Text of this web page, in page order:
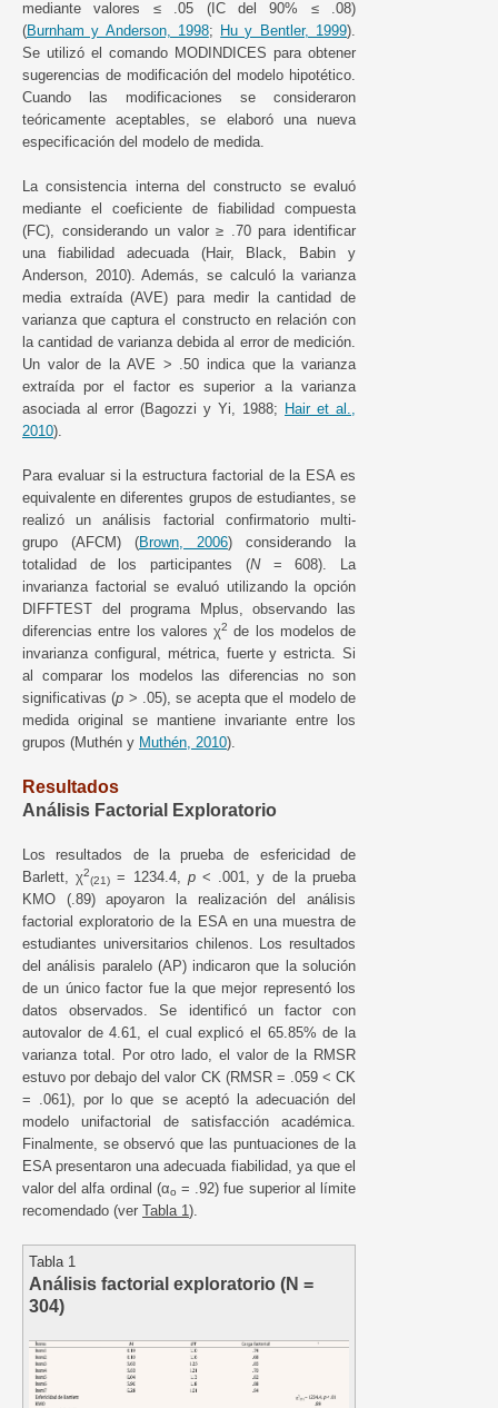
mediante valores ≤ .05 (IC del 90% ≤ .08)
(Burnham y Anderson, 1998; Hu y Bentler, 1999).
Se utilizó el comando MODINDICES para obtener
sugerencias de modificación del modelo hipotético.
Cuando las modificaciones se consideraron
teóricamente aceptables, se elaboró una nueva
especificación del modelo de medida.
La consistencia interna del constructo se evaluó
mediante el coeficiente de fiabilidad compuesta
(FC), considerando un valor ≥ .70 para identificar
una fiabilidad adecuada (Hair, Black, Babin y
Anderson, 2010). Además, se calculó la varianza
media extraída (AVE) para medir la cantidad de
varianza que captura el constructo en relación con
la cantidad de varianza debida al error de medición.
Un valor de la AVE > .50 indica que la varianza
extraída por el factor es superior a la varianza
asociada al error (Bagozzi y Yi, 1988; Hair et al.,
2010).
Para evaluar si la estructura factorial de la ESA es
equivalente en diferentes grupos de estudiantes, se
realizó un análisis factorial confirmatorio multi-
grupo (AFCM) (Brown, 2006) considerando la
totalidad de los participantes (N= 608). La
invarianza factorial se evaluó utilizando la opción
DIFFTEST del programa Mplus, observando las
diferencias entre los valores χ2 de los modelos de
invarianza configural, métrica, fuerte y estricta. Si
al comparar los modelos las diferencias no son
significativas (p > .05), se acepta que el modelo de
medida original se mantiene invariante entre los
grupos (Muthén y Muthén, 2010).
Resultados
Análisis Factorial Exploratorio
Los resultados de la prueba de esfericidad de
Barlett, χ2
(21) = 1234.4, p< .001, y de la prueba
KMO (.89) apoyaron la realización del análisis
factorial exploratorio de la ESA en una muestra de
estudiantes universitarios chilenos. Los resultados
del análisis paralelo (AP) indicaron que la solución
de un único factor fue la que mejor representó los
datos observados. Se identificó un factor con
autovalor de 4.61, el cual explicó el 65.85% de la
varianza total. Por otro lado, el valor de la RMSR
estuvo por debajo del valor CK (RMSR = .059 < CK
= .061), por lo que se aceptó la adecuación del
modelo unifactorial de satisfacción académica.
Finalmente, se observó que las puntuaciones de la
ESA presentaron una adecuada fiabilidad, ya que el
valor del alfa ordinal (αo = .92) fue superior al límite
recomendado (ver Tabla 1).
Tabla 1
Análisis factorial exploratorio (N =
304)